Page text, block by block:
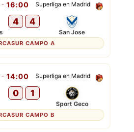
Superliga en Madrid
- 16:00
4 4
San Jose
CAMPO A
Superliga en Madrid
- 14:00
0 1
Sport Geco
CAMPO B